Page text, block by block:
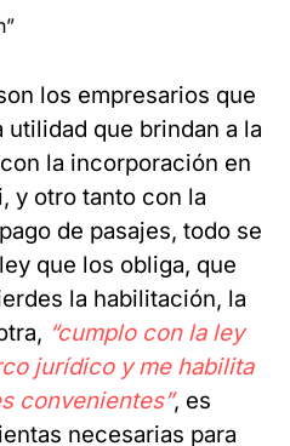
los empresarios que
que brindan a la
la incorporación en
y otro tanto con la
de pasajes, todo se
que los obliga, que
la habilitación, la
“cumplo con la ley
jurídico y me habilita
convenientes”, es
necesarias para